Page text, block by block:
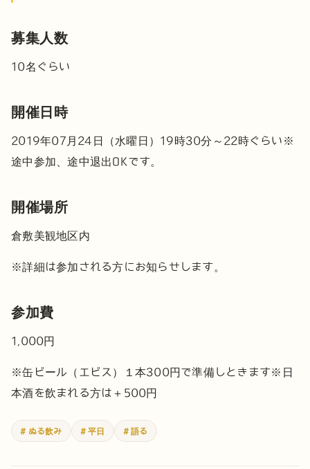
募集人数
10名ぐらい
開催日時
2019年07月24日（水曜日）19時30分～22時ぐらい ※
途中参加、途中退出OKです。
開催場所
倉敷美観地区内
※詳細は参加される方にお知らせします。
参加費
1,000円
※缶ビール（エビス）１本300円で準備しときます※日
本酒を飲まれる方は＋500円
# ぬる飲み # 平日 # 語る